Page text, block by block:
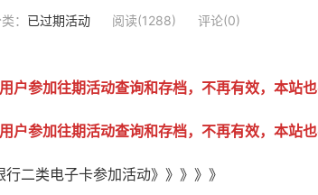
： 已过期活动 阅读(1288) 评论(0)
户参加往期活动查询和存档，不再有效，本站也
户参加往期活动查询和存档，不再有效，本站也
二类电子卡参加活动》》》》》